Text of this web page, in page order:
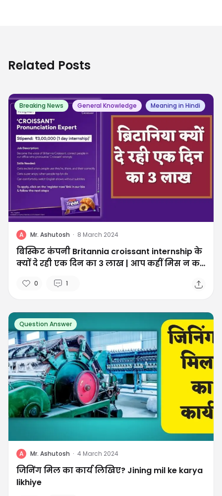
Related Posts
Breaking News General Knowledge Meaning in Hindi
A Mr. Ashutosh · 8 March 2024
बिस्किट कंपनी Britannia croissant internship के
क्यों दे रही एक दिन का 3 लाख | आप कहीं मिस न कर
0 1
Question Answer
A Mr. Ashutosh · 4 March 2024
जिनिंग मिल का कार्य लिखिए? Jining mil ke karya
likhiye